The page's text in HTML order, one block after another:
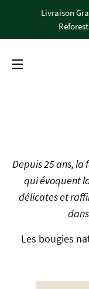
Livraison
Depuis 25 ans,
qui évoquent
délicates et
Les bougies